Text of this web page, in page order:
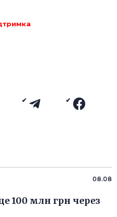
08.08
100 млн грн через